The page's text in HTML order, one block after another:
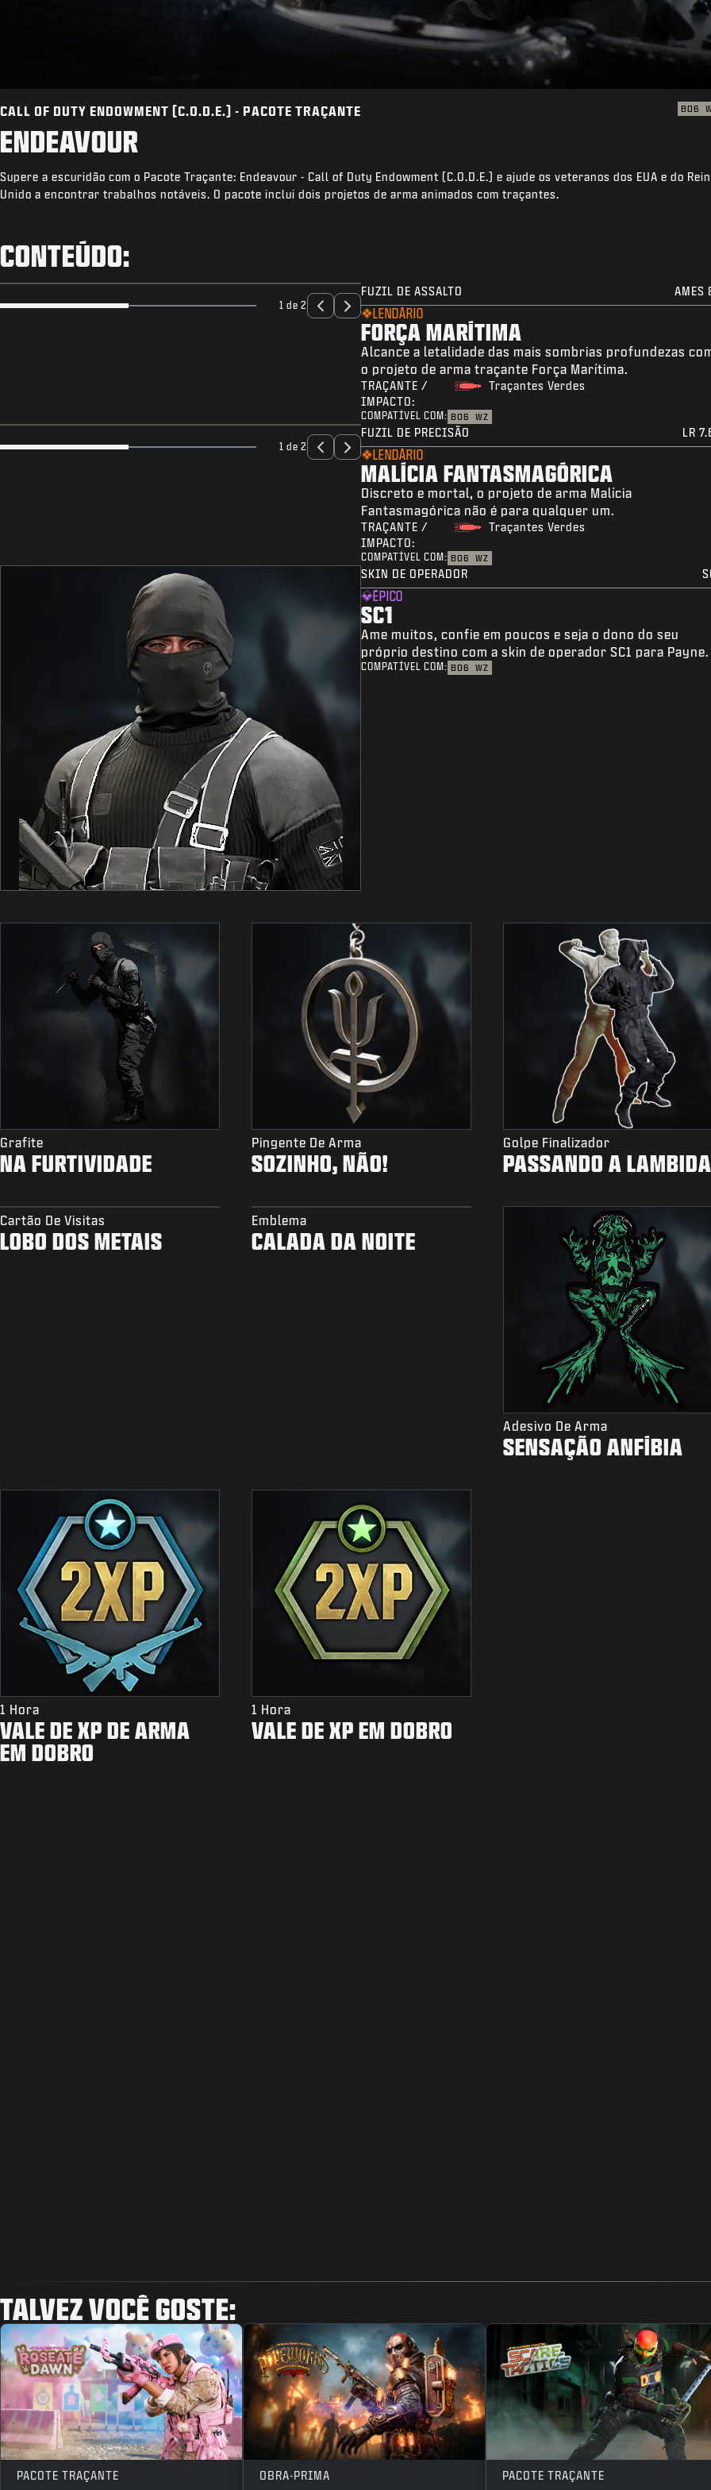
CALL OF DUTY ENDOWMENT (C.O.D.E.) - PACOTE TRAÇANTE BO6
ENDEAVOUR
Supere a escuridão com o Pacote Traçante: Endeavour - Call of Duty Endowment (C.O.D.E.) e ajude os veteranos dos EUA e do
Unido a encontrar trabalhos notáveis. O pacote inclui dois projetos de arma animados com traçantes.
CONTEÚDO:
1 de 2
FUZIL DE ASSALTO AMES
LENDÁRIO
FORÇA MARÍTIMA
Alcance a letalidade das mais sombrias profundezas
o projeto de arma traçante Força Marítima.
TRAÇANTE /
IMPACTO:
Traçantes Verdes
COMPATÍVEL COM: BO6 WZ
1 de 2
FUZIL DE PRECISÃO LR
LENDÁRIO
MALÍCIA FANTASMAGÓRICA
Discreto e mortal, o projeto de arma Malícia
Fantasmagórica não é para qualquer um.
TRAÇANTE /
IMPACTO:
Traçantes Verdes
COMPATÍVEL COM: BO6 WZ
SKIN DE OPERADOR
ÉPICO
SC1
Ame muitos, confie em poucos e seja o dono do seu
próprio destino com a skin de operador SC1 para Payne.
COMPATÍVEL COM: BO6 WZ
Grafite
NA FURTIVIDADE
Pingente De Arma
SOZINHO, NÃO!
Golpe Finalizador
PASSANDO A LAMBIDA
Cartão De Visitas
LOBO DOS METAIS
Emblema
CALADA DA NOITE
Adesivo De Arma
SENSAÇÃO ANFÍBIA
1 Hora
VALE DE XP DE ARMA
EM DOBRO
1 Hora
VALE DE XP EM DOBRO
TALVEZ VOCÊ GOSTE:
PACOTE TRAÇANTE OBRA-PRIMA PACOTE TRAÇANTE